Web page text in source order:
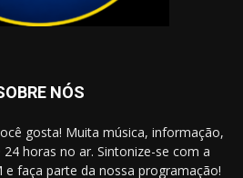
NÓS
gosta! Muita música, informação,
horas no ar. Sintonize-se com a
e faça parte da nossa programação!